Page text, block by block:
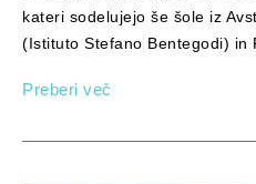
kateri sodelujejo še šole iz
(Istituto Stefano Bentegodi) in
Preberi več